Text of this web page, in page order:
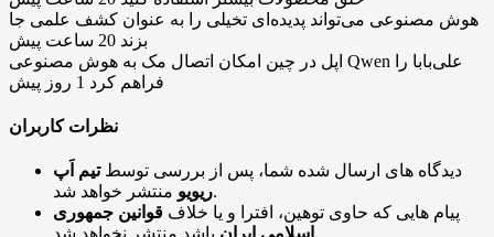
هوش مصنوعی می‌تواند پدیده‌ای تخیلی را به عنوان کشف علمی جا
بزند 20 ساعت پیش
اپل در چین امکان اتصال مک به هوش مصنوعی Qwen علی‌بابا را
فراهم کرد 1 روز پیش
نظرات کاربران
دیدگاه های ارسال شده شما، پس از بررسی توسطتیم اَپ
ریویومنتشر خواهد شد.
پیام هایی که حاوی توهین، افترا و یا خلاف قوانین جمهوری